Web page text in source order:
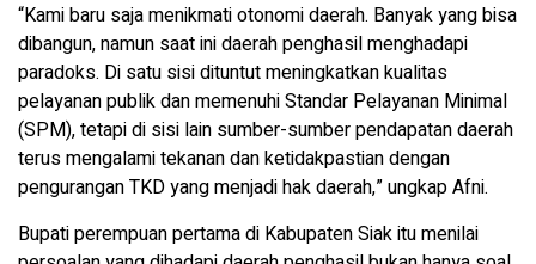
“Kami baru saja menikmati otonomi daerah. Banyak yang bisa
dibangun, namun saat ini daerah penghasil menghadapi
paradoks. Di satu sisi dituntut meningkatkan kualitas
pelayanan publik dan memenuhi Standar Pelayanan Minimal
(SPM), tetapi di sisi lain sumber-sumber pendapatan daerah
terus mengalami tekanan dan ketidakpastian dengan
pengurangan TKD yang menjadi hak daerah,” ungkap Afni.
Bupati perempuan pertama di Kabupaten Siak itu menilai